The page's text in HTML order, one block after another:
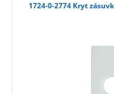
1724-0-2774 Kryt zásuvky anténní univerzální s 2 (3) otvory,